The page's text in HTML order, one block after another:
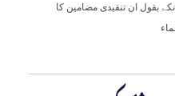
بقول ان تنقیدی مضامین کا